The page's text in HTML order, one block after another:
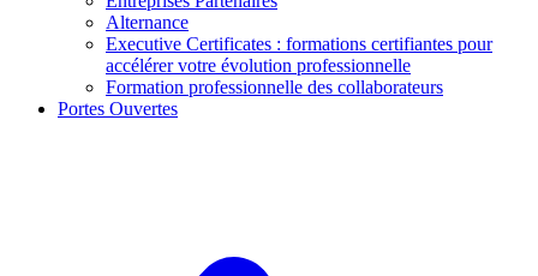
Alternance
Executive Certificates : formations certifiantes pour
accélérer votre évolution professionnelle
Formation professionnelle des collaborateurs
Portes Ouvertes